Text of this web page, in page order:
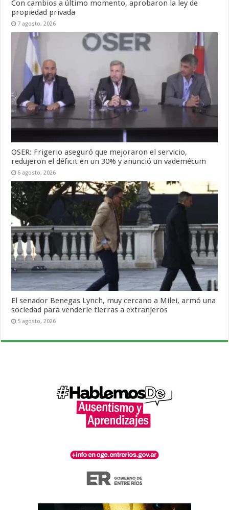
Con cambios a último momento, aprobaron la ley de
propiedad privada
7 agosto, 2026
OSER: Frigerio aseguró que mejoraron el servicio,
redujeron el déficit en un 30% y anunció un vademécum
6 agosto, 2026
El senador Benegas Lynch, muy cercano a Milei, armó una
sociedad para venderle tierras a extranjeros
5 agosto, 2026